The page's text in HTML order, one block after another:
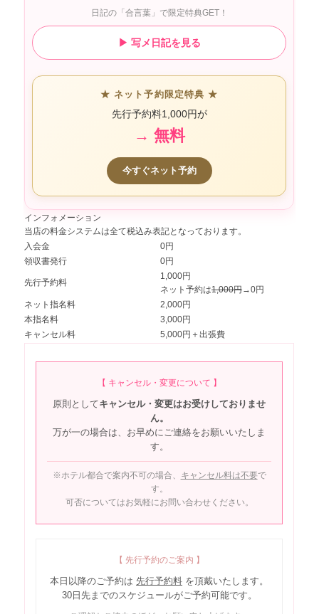
日記の「合言葉」で限定特典GET！
▶︎ 写メ日記を見る
★ ネット予約限定特典 ★
先行予約料1,000円が
→ 無料
今すぐネット予約
インフォメーション
当店の料金システムは全て税込み表記となっております。
入会金
0円
領収書発行
0円
先行予約料
1,000円
ネット予約は1,000円→0円
ネット指名料
2,000円
本指名料
3,000円
キャンセル料
5,000円＋出張費
【 キャンセル・変更について 】
原則としてキャンセル・変更はお受けしておりませ
ん。
万が一の場合は、お早めにご連絡をお願いいたしま
す。
※ホテル都合で案内不可の場合、 キャンセル料は不要で
す。
可否についてはお気軽にお問い合わせください。
【 先行予約のご案内 】
本日以降のご予約は先行予約料 を頂戴いたします。
30日先までのスケジュールがご予約可能です。